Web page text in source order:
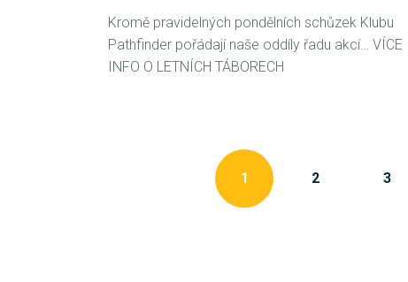
Kromě pravidelných pondělních schůzek Klubu
Pathfinder pořádají naše oddíly řadu akcí… VÍCE
INFO O LETNÍCH TÁBORECH
1 2 3